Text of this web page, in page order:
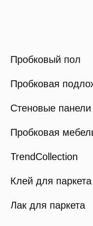
© Viva Cork, 2025
Политика конфиденциальности